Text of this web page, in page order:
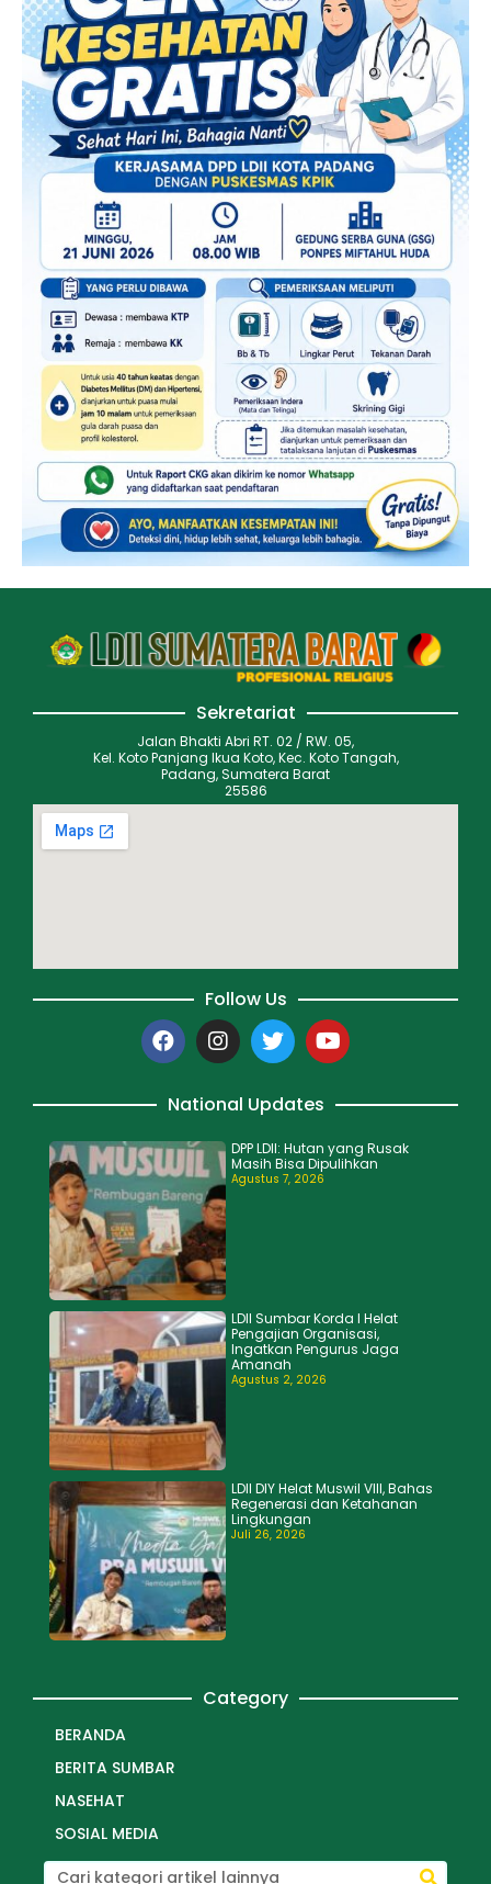
Sekretariat
Jalan Bhakti Abri RT. 02 / RW. 05,
Kel. Koto Panjang Ikua Koto, Kec. Koto Tangah,
Padang, Sumatera Barat
25586
Follow Us
National Updates
DPP LDII: Hutan yang Rusak
Masih Bisa Dipulihkan
Agustus 7, 2026
LDII Sumbar Korda I Helat
Pengajian Organisasi,
Ingatkan Pengurus Jaga
Amanah
Agustus 2, 2026
LDII DIY Helat Muswil VIII, Bahas
Regenerasi dan Ketahanan
Lingkungan
Juli 26, 2026
Category
BERANDA
BERITA SUMBAR
NASEHAT
SOSIAL MEDIA